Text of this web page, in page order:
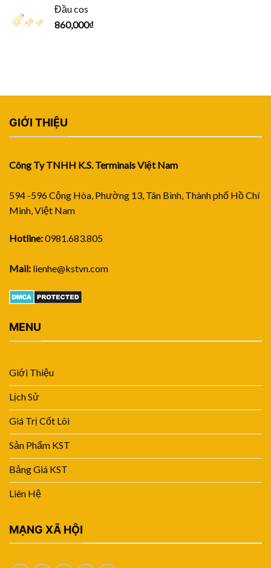
Đầu cos
860,000₫
GIỚI THIỆU
Công Ty TNHH K.S. Terminals Việt Nam
594 -596 Cộng Hòa, Phường 13, Tân Bình, Thành phố Hồ Chí
Minh, Việt Nam
Hotline:0981.683.805
Mail: lienhe@kstvn.com
MENU
Giới Thiệu
Lịch Sử
Giá Trị Cốt Lõi
Sản Phẩm KST
Bảng Giá KST
Liên Hệ
MẠNG XÃ HỘI